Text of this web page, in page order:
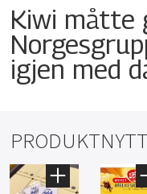
Kiwi måtte
igjen med
PRODUKTNYTT